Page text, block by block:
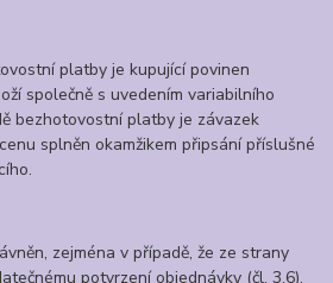
platby je kupující povinen
společně s uvedením variabilního
bezhotovostní platby je závazek
splněn okamžikem připsání příslušné
zejména v případě, že ze strany
potvrzení objednávky (čl. 3.6),